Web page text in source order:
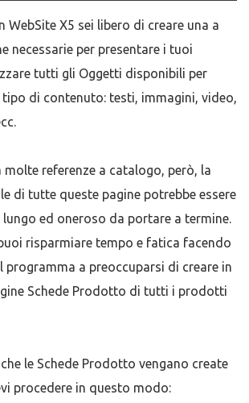
WebSite X5 sei libero di creare una a
necessarie per presentare i tuoi
tutti gli Oggetti disponibili per
di contenuto: testi, immagini, video,
molte referenze a catalogo, però, la
di tutte queste pagine potrebbe essere
ed oneroso da portare a termine.
risparmiare tempo e fatica facendo
programma a preoccuparsi di creare in
Schede Prodotto di tutti i prodotti
le Schede Prodotto vengano create
procedere in questo modo: